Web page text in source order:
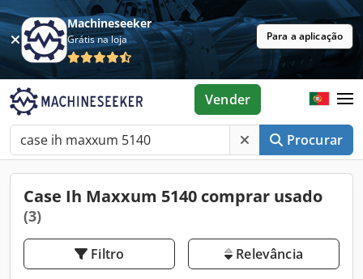
Machineseeker
Grátis na loja Para a aplicação
Procurar
Vender
Case Ih Maxxum 5140 comprar usado
(3)
Filtro Relevância